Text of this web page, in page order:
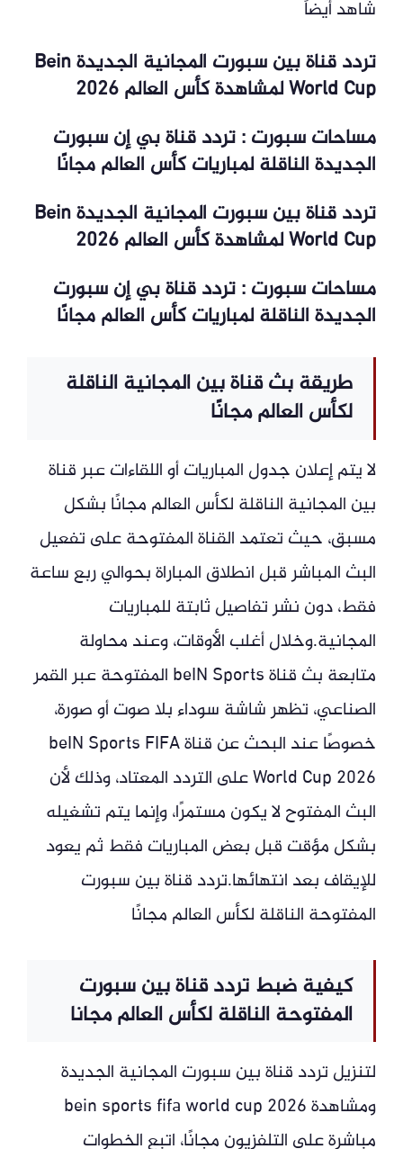
شاهد أيضاً
تردد قناة بين سبورت المجانية الجديدة Bein
World Cup لمشاهدة كأس العالم 2026
مساحات سبورت : تردد قناة بي إن سبورت
الجديدة الناقلة لمباريات كأس العالم مجانًا
تردد قناة بين سبورت المجانية الجديدة Bein
World Cup لمشاهدة كأس العالم 2026
مساحات سبورت : تردد قناة بي إن سبورت
الجديدة الناقلة لمباريات كأس العالم مجانًا
طريقة بث قناة بين المجانية الناقلة
لكأس العالم مجانًا
لا يتم إعلان جدول المباريات أو اللقاءات عبر قناة
بين المجانية الناقلة لكأس العالم مجانًا بشكل
مسبق، حيث تعتمد القناة المفتوحة على تفعيل
البث المباشر قبل انطلاق المباراة بحوالي ربع ساعة
فقط، دون نشر تفاصيل ثابتة للمباريات
المجانية.وخلال أغلب الأوقات، وعند محاولة
متابعة بث قناة beIN Sports المفتوحة عبر القمر
الصناعي، تظهر شاشة سوداء بلا صوت أو صورة،
خصوصًا عند البحث عن قناة beIN Sports FIFA
World Cup 2026 على التردد المعتاد، وذلك لأن
البث المفتوح لا يكون مستمرًا، وإنما يتم تشغيله
بشكل مؤقت قبل بعض المباريات فقط ثم يعود
للإيقاف بعد انتهائها.تردد قناة بين سبورت
المفتوحة الناقلة لكأس العالم مجانًا
كيفية ضبط تردد قناة بين سبورت
المفتوحة الناقلة لكأس العالم مجانا
لتنزيل تردد قناة بين سبورت المجانية الجديدة
ومشاهدة bein sports fifa world cup 2026
مباشرة على التلفزيون مجانًا، اتبع الخطوات